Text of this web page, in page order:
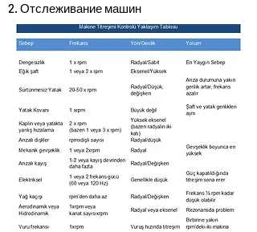
2. Отслеживание машин